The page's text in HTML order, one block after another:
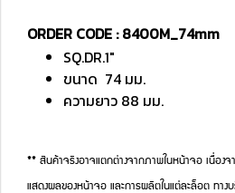
ORDER CODE : 8400M_74mm
SQ.DR.1"
ขนาด 74 มม.
ความยาว 88 มม.
** สินค้าจริงอาจแตกต่างจากภาพในหน้าจอ เนื่อง
แสดงผลของหน้าจอ และการผลิตในแต่ละล็อต ทา